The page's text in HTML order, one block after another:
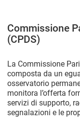
Commissione
(CPDS)
La Commissione
composta da un
osservatorio
monitora l’offerta
servizi di supporto,
segnalazioni e le